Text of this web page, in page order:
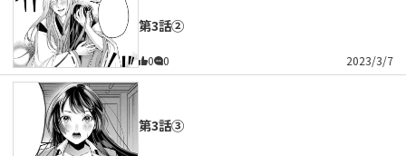
第3話②
0 0 2023/3/7
第3話③